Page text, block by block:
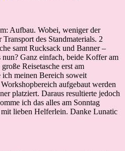
Aufbau. Wobei, weniger der
des Standmaterials. 2
samt Rucksack und Banner –
Ganz einfach, beide Koffer am
Reisetasche erst am
meinen Bereich soweit
aufgebaut werden
platziert. Daraus resultierte jedoch
ich das alles am Sonntag
lieben Helferlein. Danke Lunatic